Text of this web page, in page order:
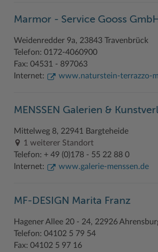
Marmor - Service Gooss GmbH
Weidenredder 9a, 23843 Travenbrück
Telefon: 0172-4060900
Fax: 04531 - 897063
Internet:
www.naturstein-terrazzo-
MENSSEN Galerien &
Mittelweg 8, 22941 Bargteheide
1 weiterer Standort
Telefon: + 49 (0)178 - 55 22 88 0
Internet:
www.galerie-menssen.de
MF-DESIGN Marita Franz
Hagener Allee 20 - 24, 22926
Telefon: 04102 5 79 54
Fax: 04102 5 97 16